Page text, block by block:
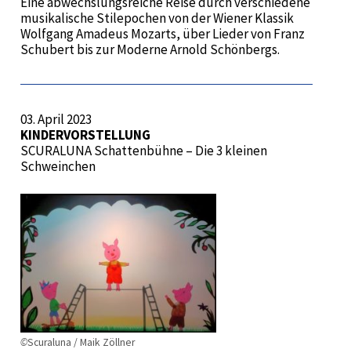
musikalische Stilepochen von der Wiener Klassik
Wolfgang Amadeus Mozarts, über Lieder von Franz
Schubert bis zur Moderne Arnold Schönbergs.
03. April 2023
KINDERVORSTELLUNG
SCURALUNA Schattenbühne – Die 3 kleinen
Schweinchen
©Scuraluna / Maik Zöllner